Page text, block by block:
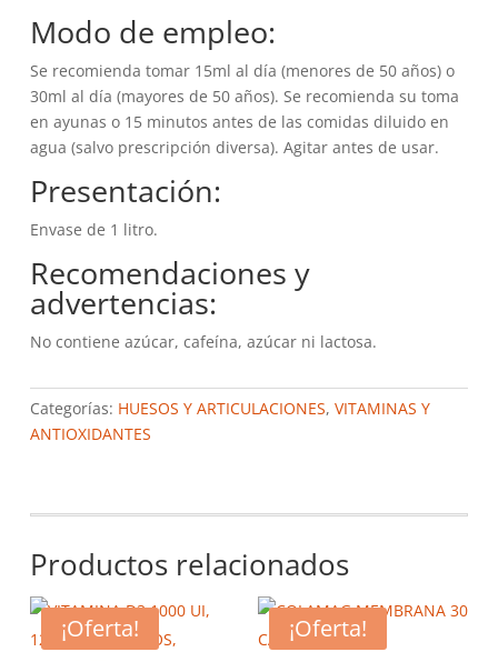
Modo de empleo:
Se recomienda tomar 15ml al día (menores de 50 años) o
30ml al día (mayores de 50 años). Se recomienda su toma
en ayunas o 15 minutos antes de las comidas diluido en
agua (salvo prescripción diversa). Agitar antes de usar.
Presentación:
Envase de 1 litro.
Recomendaciones y
advertencias:
No contiene azúcar, cafeína, azúcar ni lactosa.
Categorías: HUESOS Y ARTICULACIONES, VITAMINAS Y
ANTIOXIDANTES
Productos relacionados
¡Oferta! ¡Oferta!